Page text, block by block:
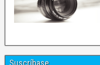
Suscríbase